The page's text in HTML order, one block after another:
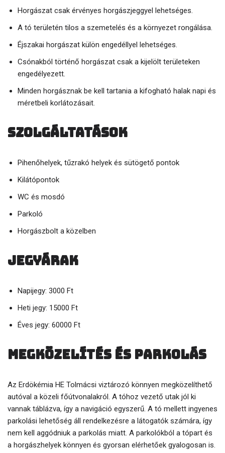
Horgászat csak érvényes horgászjeggyel lehetséges.
A tó területén tilos a szemetelés és a környezet rongálása.
Éjszakai horgászat külön engedéllyel lehetséges.
Csónakból történő horgászat csak a kijelölt területeken
engedélyezett.
Minden horgásznak be kell tartania a kifogható halak napi és
méretbeli korlátozásait.
Szolgáltatások
Pihenőhelyek, tűzrakó helyek és sütögető pontok
Kilátópontok
WC és mosdó
Parkoló
Horgászbolt a közelben
Jegyárak
Napijegy: 3000 Ft
Heti jegy: 15000 Ft
Éves jegy: 60000 Ft
Megközelítés és parkolás
Az Erdökémia HE Tolmácsi viztározó könnyen megközelíthető
autóval a közeli főútvonalakról. A tóhoz vezető utak jól ki
vannak táblázva, így a navigáció egyszerű. A tó mellett ingyenes
parkolási lehetőség áll rendelkezésre a látogatók számára, így
nem kell aggódniuk a parkolás miatt. A parkolókból a tópart és
a horgászhelyek könnyen és gyorsan elérhetőek gyalogosan is.